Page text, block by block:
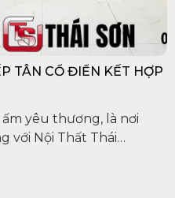
TÂN CỔ ĐIỂN KẾT HỢP
yêu thương, là nơi
với Nội Thất Thái
thoải mái thể hiện